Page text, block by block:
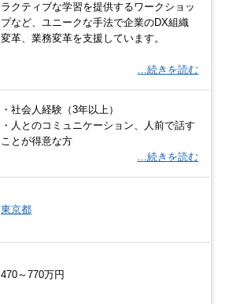
ラクティブな学習を提供するワークショッ
プなど、ユニークな手法で企業のDX組織
変革、業務変革を支援しています。
…続きを読む
・社会人経験（3年以上）
・人とのコミュニケーション、人前で話す
ことが得意な方
…続きを読む
東京都
470～770万円